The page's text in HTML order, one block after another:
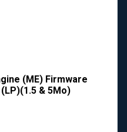
(ME) Firmware
& 5Mo)